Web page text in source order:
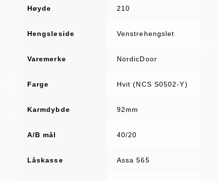
Høyde 210
Hengsleside Venstrehengslet
Varemerke NordicDoor
Farge Hvit (NCS S0502-Y)
Karmdybde 92mm
A/B mål 40/20
Låskasse Assa 565